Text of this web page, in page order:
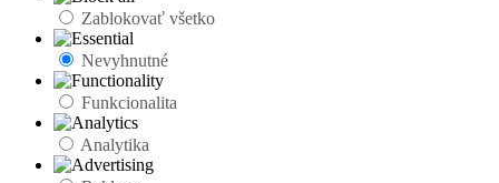
Zablokovať všetko
Nevyhnutné
Funkcionalita
Analytika